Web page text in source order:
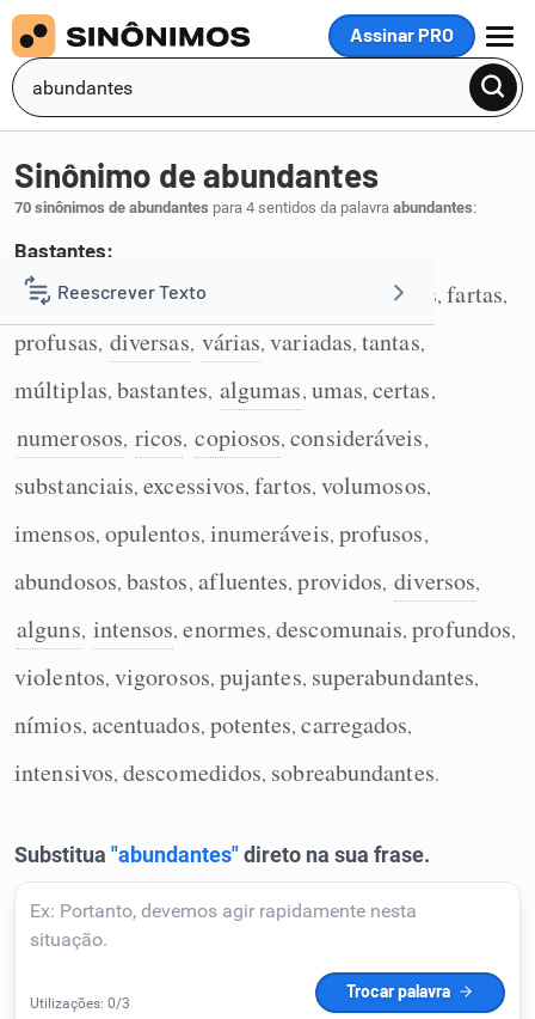
Assinar PRO
MENU
Reescrever Texto
Resumir Texto
Corrigir Texto
Detector de IA
Cata-letras
Conexões
Sinônimo de abundantes
70 sinônimos de abundantes para 4 sentidos da palavra abundantes:
Bastantes:
1 muitas,diferentes copiosas,fartas,
profusas, diversas, várias,variadas,tantas,
múltiplas, bastantes, algumas, umas, certas,
numerosos, ricos, copiosos,consideráveis,
substanciais,excessivos,fartos, volumosos,
imensos, opulentos, inumeráveis, profusos,
abundosos, bastos, afluentes,providos, diversos,
alguns, intensos,enormes,descomunais,profundos,
violentos, vigorosos, pujantes, superabundantes,
nímios, acentuados, potentes,carregados,
intensivos, descomedidos, sobreabundantes.